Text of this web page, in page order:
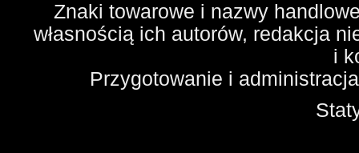
Znaki towarowe i nazwy
własnością ich autorów, redakcja
i
Przygotowanie i